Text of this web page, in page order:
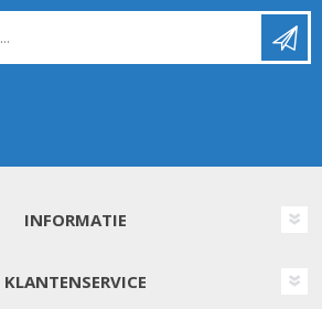
INFORMATIE
KLANTENSERVICE